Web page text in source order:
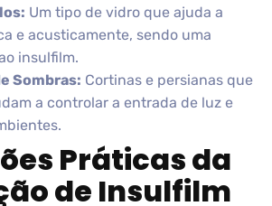
Um tipo de vidro que ajuda a
e acusticamente, sendo uma
insulfilm.
Sombras: Cortinas e persianas que
a controlar a entrada de luz e
Práticas da
de Insulfilm